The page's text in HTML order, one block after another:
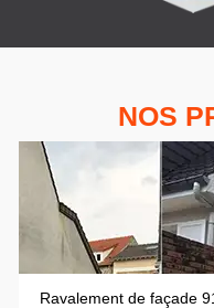
NOS
Ravalement de façade